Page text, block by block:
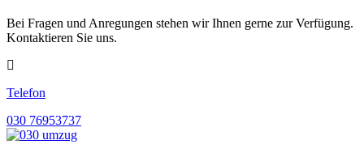
Bei Fragen und Anregungen stehen wir Ihnen gerne zur Verfügung.
Kontaktieren Sie uns.
Telefon
030 76953737